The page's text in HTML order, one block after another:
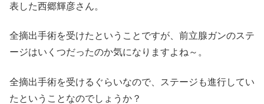
表した西郷輝彦さん。
全摘出手術を受けたということですが、前立腺ガンのステ
ージはいくつだったのか気になりますよね～。
全摘出手術を受けるぐらいなので、ステージも進行してい
たということなのでしょうか？